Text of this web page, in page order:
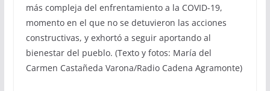
más compleja del enfrentamiento a la COVID-19,
momento en el que no se detuvieron las acciones
constructivas, y exhortó a seguir aportando al
bienestar del pueblo. (Texto y fotos: María del
Carmen Castañeda Varona/Radio Cadena Agramonte)